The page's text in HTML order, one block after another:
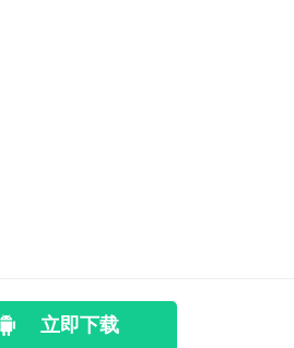
立即下载